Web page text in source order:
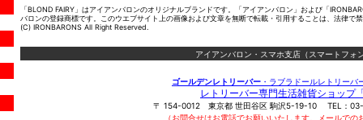
「BLOND FAIRY」はアイアンバロンのオリジナルブランドです。「アイアンバロン」および「
バロンの登録商標です。このウエブサイト上の画像および文章を無断で転載・引用することは、法律で
(C) IRONBARONS All Right Reserved.
アイアンバロン・スマホ支店（スマートフォ
ゴールデンレトリーバー ・ラブラドールレトリー
レトリーバー専門生活雑貨ショップ
〒 154-0012 東京都 世田谷区 駒沢5-19-10 TEL：
（お問合せはお電話でお願いいたします。メールで